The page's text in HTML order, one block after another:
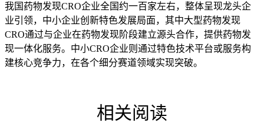
我国药物发现CRO企业全国约一百家左右，整体呈现龙头企
业引领，中小企业创新特色发展局面，其中大型药物发现
CRO通过与企业在药物发现阶段建立源头合作，提供药物发
现一体化服务。中小CRO企业则通过特色技术平台或服务构
建核心竞争力，在各个细分赛道领域实现突破。
相关阅读